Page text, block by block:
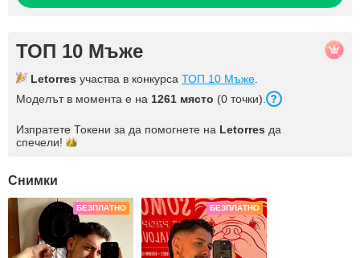
ТОП 10 Мъже
Letorres участва в конкурса ТОП 10 Мъже
Моделът в момента е на 1261 място (0 точки).
Изпратете Токени за да помогнете на Letorres да
спечели!
Снимки
БЕЗПЛАТНО БЕЗПЛАТНО